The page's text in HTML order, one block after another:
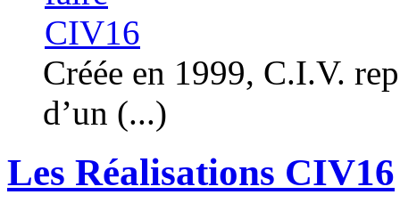
Créée en 1999, C.I.V.
d’un (...)
Les Réalisations CIV16